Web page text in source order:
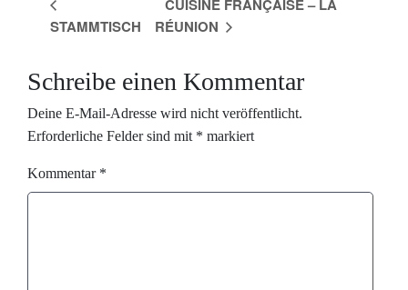
STAMMTISCH
CUISINE FRANÇAISE – LA
RÉUNION
Schreibe einen Kommentar
Deine E-Mail-Adresse wird nicht veröffentlicht.
Erforderliche Felder sind mit * markiert
Kommentar *